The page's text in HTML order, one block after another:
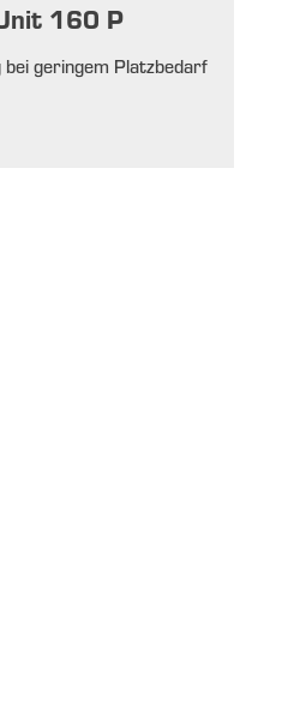
160 P
bei geringem Platzbedarf